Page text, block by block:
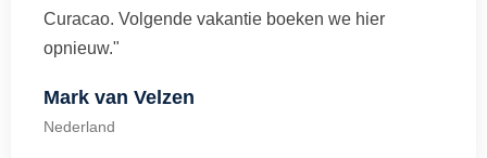
Curacao. Volgende vakantie boeken we hier
opnieuw."
Mark van Velzen
Nederland